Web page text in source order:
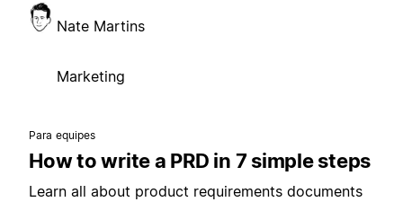
Nate Martins
Marketing
Para equipes
How to write a PRD in 7 simple steps
Learn all about product requirements documents